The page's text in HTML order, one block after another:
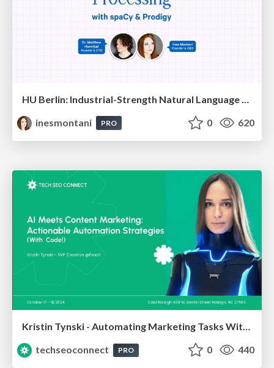
inesmontani
PRO 0 620
Kristin Tynski - Automating Marketing Tasks With AI
techseoconnect
PRO 0 440